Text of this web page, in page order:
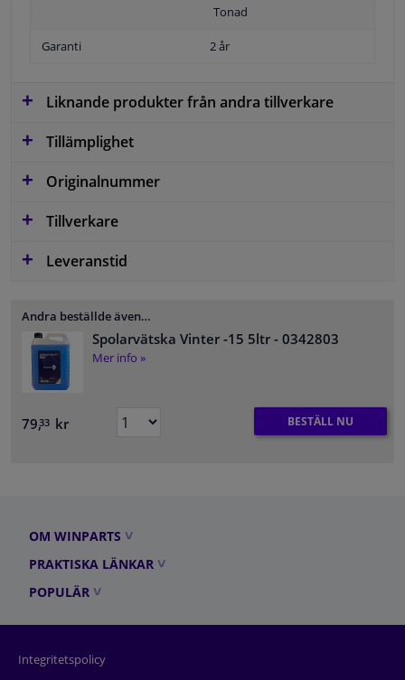
Tonad
Garanti 2 år
Liknande produkter från andra tillverkare
Tillämplighet
Originalnummer
Tillverkare
Leveranstid
Andra beställde även…
Spolarvätska Vinter -15 5ltr - 0342803
Mer info »
79,33 kr BESTÄLL NU
OM WINPARTS
PRAKTISKA LÄNKAR
POPULÄR
Integritetspolicy